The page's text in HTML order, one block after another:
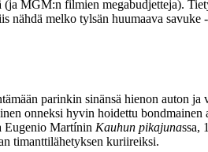
MGM:n filmien megabudjetteja).
nähdä melko tylsän huumaava
parinkin sinänsä hienon auton
onneksi hyvin hoidettu bondmainen
Eugenio Martínin Kauhun pikajunassa,
timanttilähetyksen kuriireiksi.